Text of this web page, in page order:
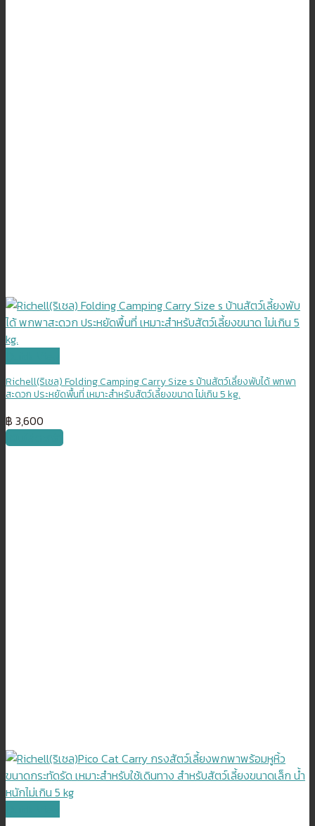
Richell(ริเชล) Folding Camping Carry Size s บ้านสัตว์เลี้ยงพับได้ พกพา
สะดวก ประหยัดพื้นที่ เหมาะสำหรับสัตว์เลี้ยงขนาด ไม่เกิน 5 kg.
฿ 3,600
หยิบใส่ตะกร้า